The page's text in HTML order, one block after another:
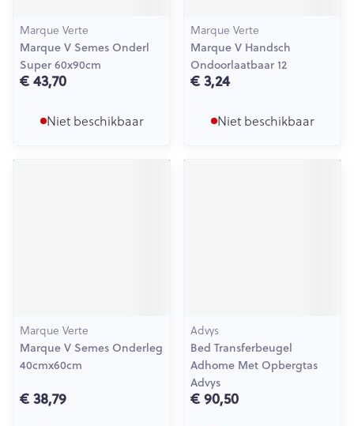
Marque Verte
Marque V Semes Onderl
Super 60x90cm
€ 43,70
Niet beschikbaar
Marque Verte
Marque V Handsch
Ondoorlaatbaar 12
€ 3,24
Niet beschikbaar
Marque Verte
Marque V Semes Onderleg
40cmx60cm
€ 38,79
Advys
Bed Transferbeugel
Adhome Met Opbergtas
Advys
€ 90,50